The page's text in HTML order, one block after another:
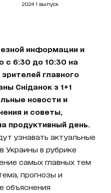
2024 1 выпуск
информации и
с 6:30 до 10:30 на
главного
Сніданок з 1+1
новости и
и советы,
продуктивный день.
узнавать актуальные
Украины в рубрике
самых главных тем
прогнозы и
объяснения